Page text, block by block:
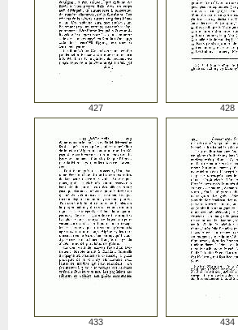
427 428
433 434